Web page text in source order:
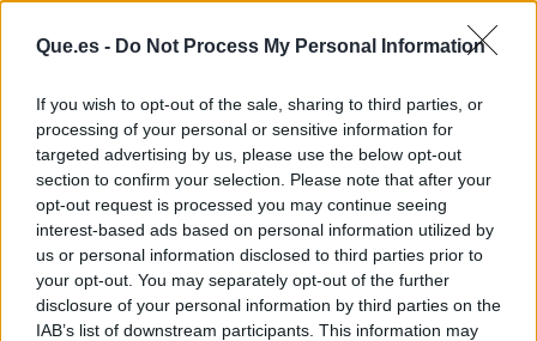
Que.es - Do Not Process My Personal Information
If you wish to opt-out of the sale, sharing to third parties, or
processing of your personal or sensitive information for
targeted advertising by us, please use the below opt-out
section to confirm your selection. Please note that after your
opt-out request is processed you may continue seeing
interest-based ads based on personal information utilized by
us or personal information disclosed to third parties prior to
your opt-out. You may separately opt-out of the further
disclosure of your personal information by third parties on the
IAB’s list of downstream participants. This information may
Publicidad